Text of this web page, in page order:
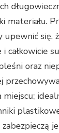
materiału.
upewnić się,
całkowicie
oraz
miejscu;